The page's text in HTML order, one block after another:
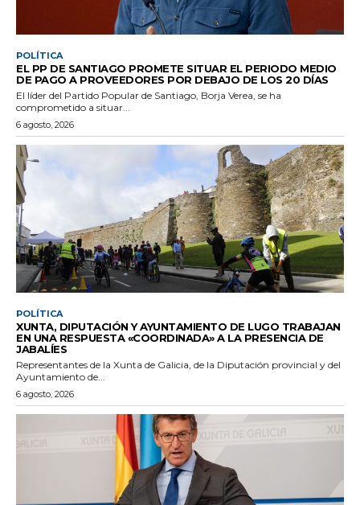
POLÍTICA
EL PP DE SANTIAGO PROMETE SITUAR EL PERIODO MEDIO
DE PAGO A PROVEEDORES POR DEBAJO DE LOS 20 DÍAS
El líder del Partido Popular de Santiago, Borja Verea, se ha
comprometido a situar...
6 agosto, 2026
POLÍTICA
XUNTA, DIPUTACIÓN Y AYUNTAMIENTO DE LUGO TRABAJAN
EN UNA RESPUESTA «COORDINADA» A LA PRESENCIA DE
JABALÍES
Representantes de la Xunta de Galicia, de la Diputación provincial y del
Ayuntamiento de...
6 agosto, 2026